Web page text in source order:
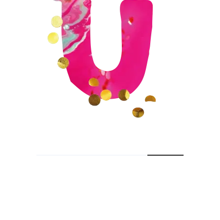
Wie/Waar zijn wij?
KVK 56510810
IPureConnection
Woestijgerweg 144
3817 SN Amersfoort
06 15 51 41 93
info@feestjesenuitjes.nl